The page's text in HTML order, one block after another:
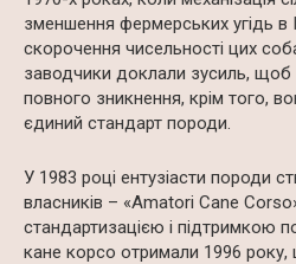
зменшення фермерських угідь в
скорочення чисельності цих
заводчики доклали зусиль, щоб
повного зникнення, крім того,
єдиний стандарт породи.
У 1983 році ентузіасти породи
власників – «Amatori Cane
стандартизацією і підтримкою
кане корсо отримали 1996 року,